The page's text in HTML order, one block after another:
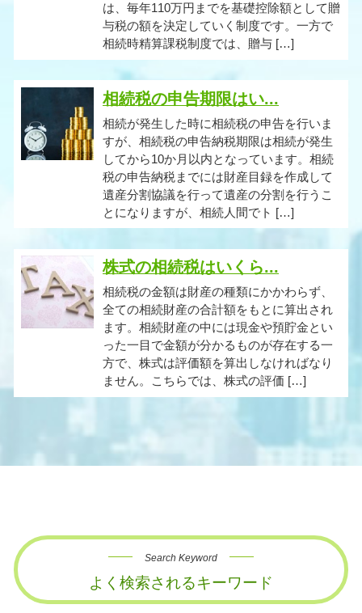
は、毎年110万円までを基礎控除額として贈
与税の額を決定していく制度です。一方で
相続時精算課税制度では、贈与 […]
相続税の申告期限はい...
相続が発生した時に相続税の申告を行いま
すが、相続税の申告納税期限は相続が発生
してから10か月以内となっています。相続
税の申告納税までには財産目録を作成して
遺産分割協議を行って遺産の分割を行うこ
とになりますが、相続人間でト […]
株式の相続税はいくら...
相続税の金額は財産の種類にかかわらず、
全ての相続財産の合計額をもとに算出され
ます。相続財産の中には現金や預貯金とい
った一目で金額が分かるものが存在する一
方で、株式は評価額を算出しなければなり
ません。こちらでは、株式の評価 […]
Search Keyword
よく検索されるキーワード